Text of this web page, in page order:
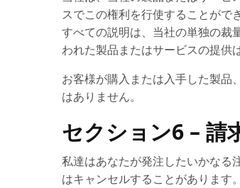
スでこの権利を行使することがで
すべての説明は、当社の単独の裁
われた製品またはサービスの提供
お客様が購入または入手した製品
はありません。
セクション6 – 請
私達はあなたが発注したいかなる
はキャンセルすることがあります